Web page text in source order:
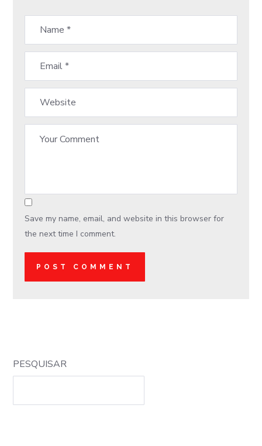
Save my name, email, and website in this browser for
the next time I comment.
PESQUISAR